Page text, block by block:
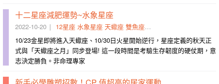
十二星座減肥運勢~水象星座
2022-10-20 12星座 水象星座 天蠍座 雙魚座 巨蟹座
10/23金星即將進入天蠍座、10/30日火星開始逆行，星座定義的秋天正
式與「天蠍座之月」同步登場! 這一段時間是考驗生存韌度的硬仗期，意
志決定勝負。非命理專家